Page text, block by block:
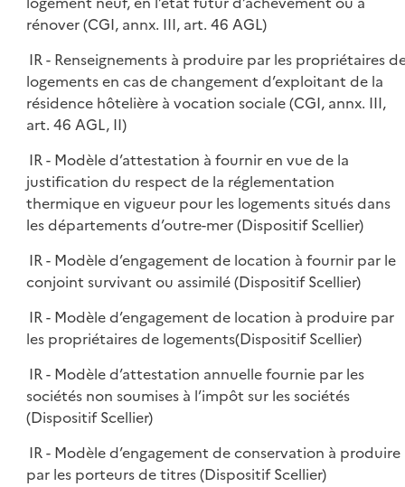
rénover (CGI, annx. III, art. 46 AGL)
IR - Renseignements à produire par les propriétaires
logements en cas de changement d’exploitant de la
résidence hôtelière à vocation sociale (CGI, annx. III,
art. 46 AGL, II)
IR - Modèle d’attestation à fournir en vue de la
justification du respect de la réglementation
thermique en vigueur pour les logements situés dans
les départements d’outre-mer (Dispositif Scellier)
IR - Modèle d’engagement de location à fournir par le
conjoint survivant ou assimilé (Dispositif Scellier)
IR - Modèle d’engagement de location à produire par
les propriétaires de logements(Dispositif Scellier)
IR - Modèle d’attestation annuelle fournie par les
sociétés non soumises à l’impôt sur les sociétés
(Dispositif Scellier)
IR - Modèle d’engagement de conservation à produire
par les porteurs de titres (Dispositif Scellier)